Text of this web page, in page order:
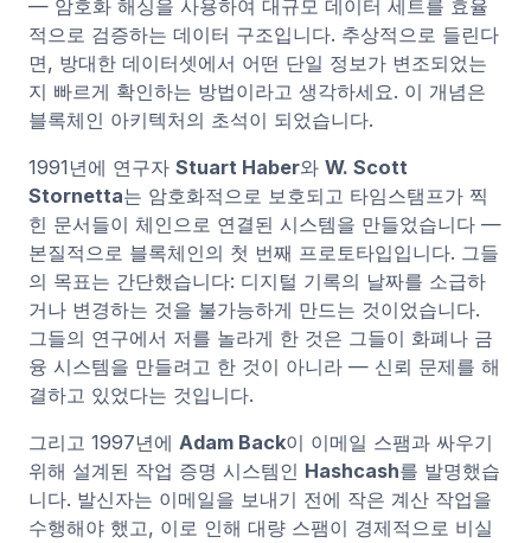
— 암호화 해싱을 사용하여 대규모 데이터 세트를 효율
적으로 검증하는 데이터 구조입니다. 추상적으로 들린다
면, 방대한 데이터셋에서 어떤 단일 정보가 변조되었는
지 빠르게 확인하는 방법이라고 생각하세요. 이 개념은
블록체인 아키텍처의 초석이 되었습니다.
1991년에 연구자 Stuart Haber와 W. Scott
Stornetta는 암호화적으로 보호되고 타임스탬프가 찍
힌 문서들이 체인으로 연결된 시스템을 만들었습니다 —
본질적으로 블록체인의 첫 번째 프로토타입입니다. 그들
의 목표는 간단했습니다: 디지털 기록의 날짜를 소급하
거나 변경하는 것을 불가능하게 만드는 것이었습니다.
그들의 연구에서 저를 놀라게 한 것은 그들이 화폐나 금
융 시스템을 만들려고 한 것이 아니라 — 신뢰 문제를 해
결하고 있었다는 것입니다.
그리고 1997년에 Adam Back이 이메일 스팸과 싸우기
위해 설계된 작업 증명 시스템인 Hashcash를 발명했습
니다. 발신자는 이메일을 보내기 전에 작은 계산 작업을
수행해야 했고, 이로 인해 대량 스팸이 경제적으로 비실